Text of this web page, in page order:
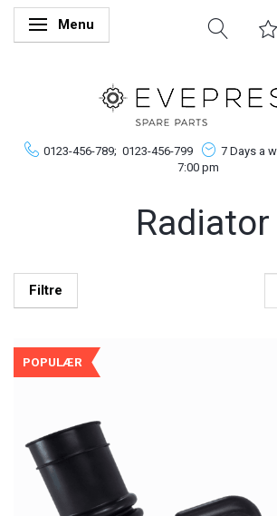
Skifte navigation
Menu
0123-456-789; 0123-456-799
7 Days a
7:00 pm
Radiator
Filtre
POPULÆR